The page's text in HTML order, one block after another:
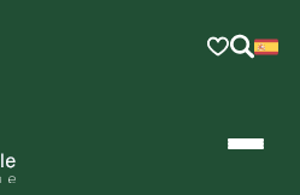
LOGICIEL DE